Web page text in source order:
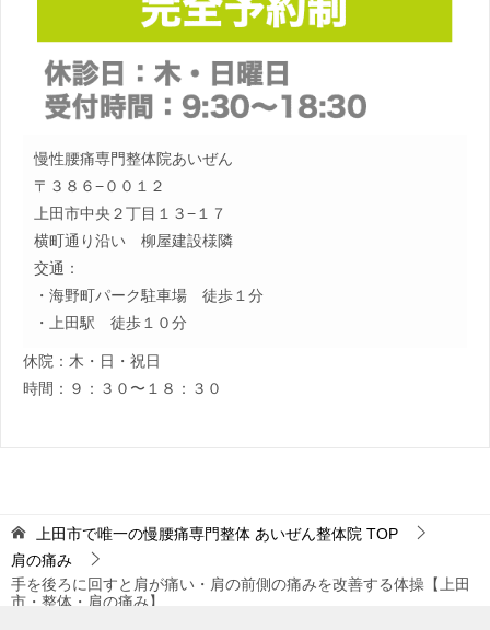
慢性腰痛専門整体院あいぜん
〒３８６−００１２
上田市中央２丁目１３−１７
横町通り沿い 柳屋建設様隣
交通：
・海野町パーク駐車場 徒歩１分
・上田駅 徒歩１０分
休院：木・日・祝日
時間：９：３０〜１８：３０
上田市で唯一の慢腰痛専門整体 あいぜん整体院 TOP
肩の痛み
手を後ろに回すと肩が痛い・肩の前側の痛みを改善する体操【上田
市・整体・肩の痛み】